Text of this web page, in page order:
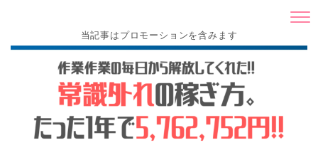
当記事はプロモーションを含みます